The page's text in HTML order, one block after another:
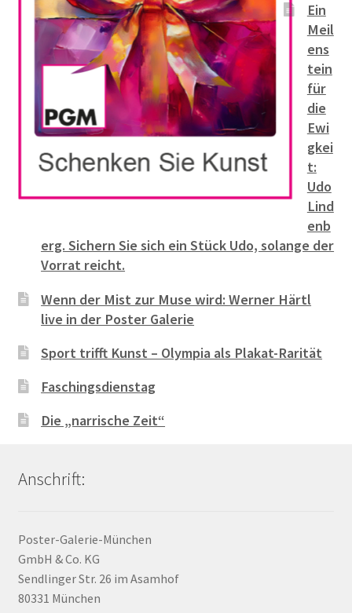
Ein
Meil
ens
tein
für
die
Ewi
gkei
t:
Udo
Lind
enb
erg. Sichern Sie sich ein Stück Udo, solange der
Vorrat reicht.
Wenn der Mist zur Muse wird: Werner Härtl
live in der Poster Galerie
Sport trifft Kunst – Olympia als Plakat-Rarität
Faschingsdienstag
Die „narrische Zeit“
Anschrift:
Poster-Galerie-München
GmbH & Co. KG
Sendlinger Str. 26 im Asamhof
80331 München